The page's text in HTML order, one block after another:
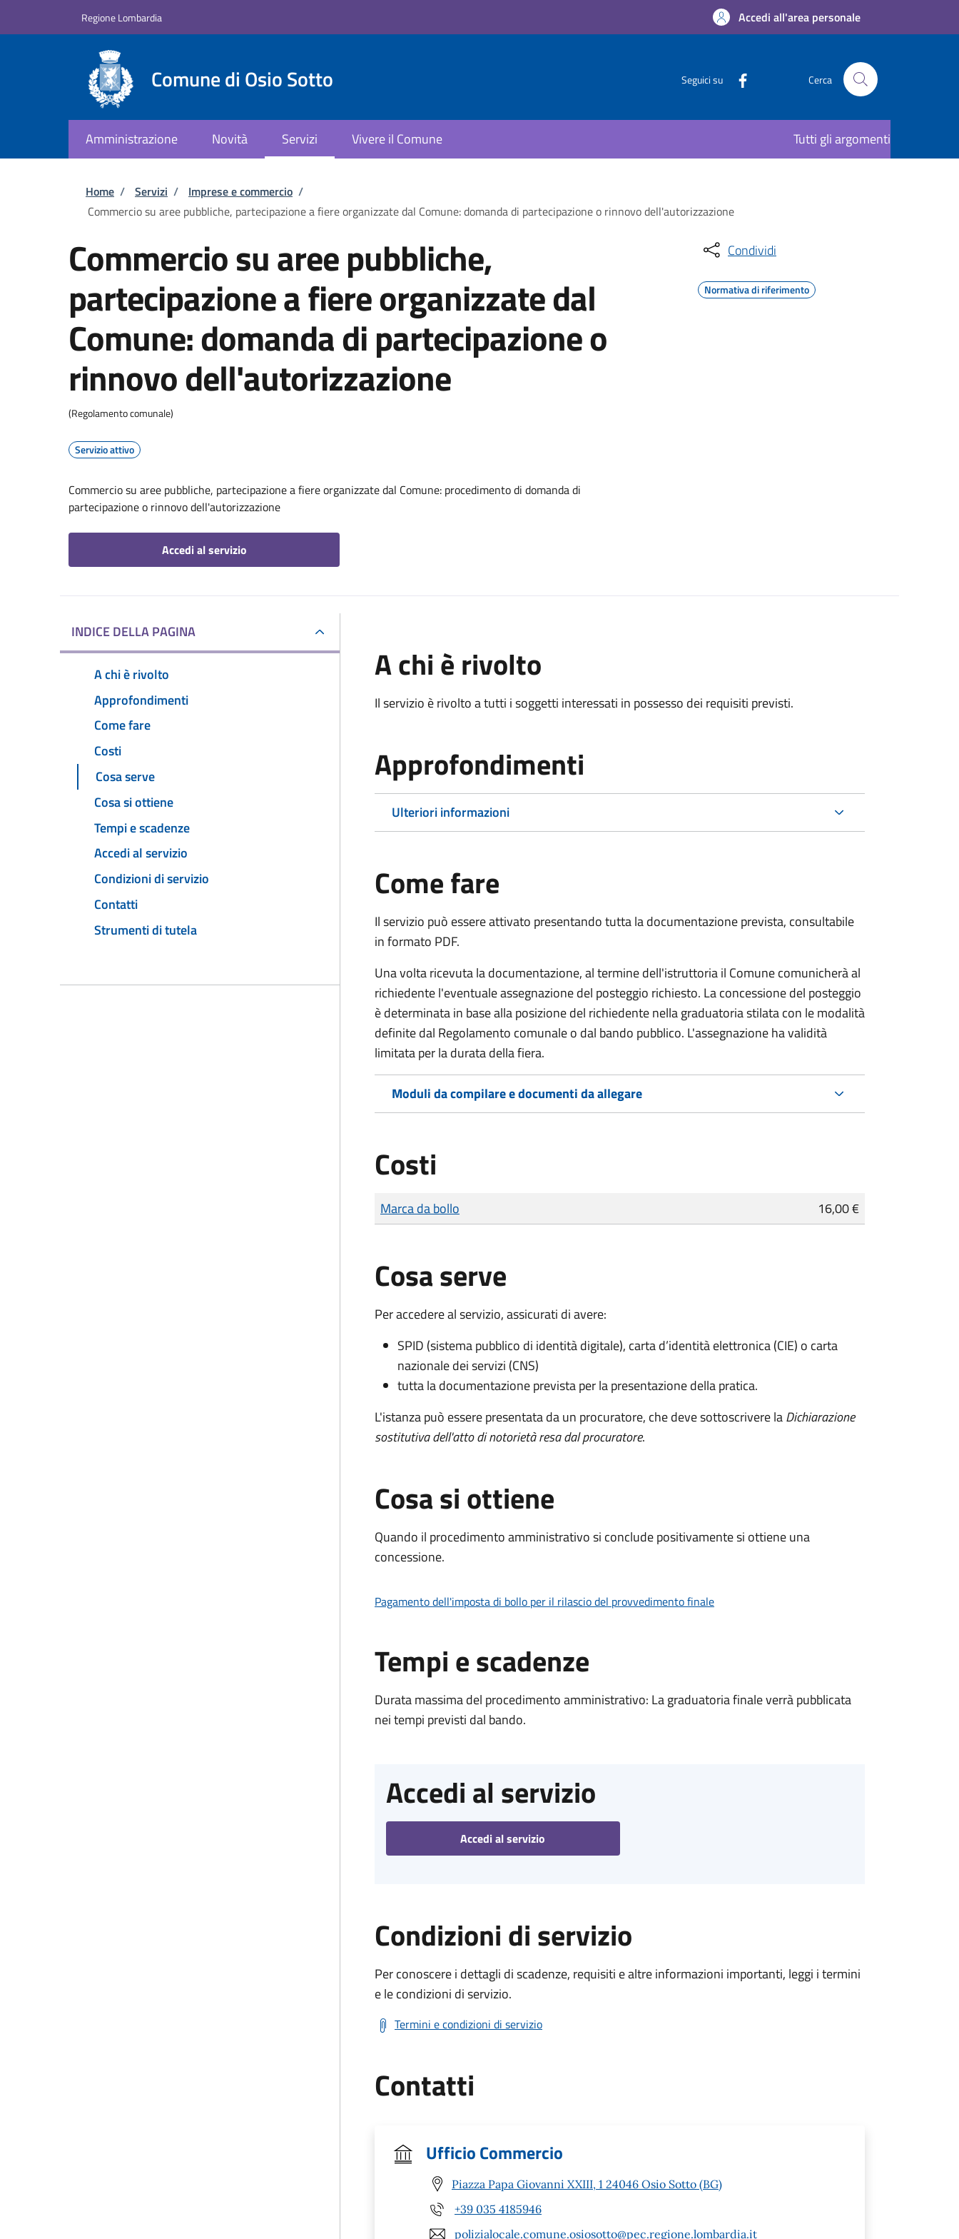
Regione Lombardia Accedi all'area personale
Comune di Osio Sotto Seguici su Cerca
Amministrazione Novità Servizi Vivere il Comune Tutti gli argomenti
Briciole di pane
Home / Servizi / Imprese e commercio /
Commercio su aree pubbliche, partecipazione a fiere organizzate dal Comune: domanda di partecipazione o rinnovo dell'autorizzazione
Commercio su aree pubbliche,
partecipazione a fiere organizzate dal
Comune: domanda di partecipazione o
rinnovo dell'autorizzazione
(Regolamento comunale)
Servizio attivo
Commercio su aree pubbliche, partecipazione a fiere organizzate dal Comune: procedimento di domanda di
partecipazione o rinnovo dell'autorizzazione
Accedi al servizio
Condividi
Normativa di riferimento
INDICE DELLA PAGINA
A chi è rivolto
Approfondimenti
Come fare
Costi
Cosa serve
Cosa si ottiene
Tempi e scadenze
Accedi al servizio
Condizioni di servizio
Contatti
Strumenti di tutela
A chi è rivolto
Il servizio è rivolto a tutti i soggetti interessati in possesso dei requisiti previsti.
Approfondimenti
Ulteriori informazioni
Come fare
Il servizio può essere attivato presentando tutta la documentazione prevista, consultabile
in formato PDF.
Una volta ricevuta la documentazione, al termine dell'istruttoria il Comune comunicherà al
richiedente l'eventuale assegnazione del posteggio richiesto. La concessione del posteggio
è determinata in base alla posizione del richiedente nella graduatoria stilata con le modalità
definite dal Regolamento comunale o dal bando pubblico. L'assegnazione ha validità
limitata per la durata della fiera.
Moduli da compilare e documenti da allegare
Costi
Tipo di pagamento
Importo
Marca da bollo 16,00 €
Cosa serve
Per accedere al servizio, assicurati di avere:
SPID (sistema pubblico di identità digitale), carta d’identità elettronica (CIE) o carta
nazionale dei servizi (CNS)
tutta la documentazione prevista per la presentazione della pratica.
L'istanza può essere presentata da un procuratore, che deve sottoscrivere laDichiarazione
sostitutiva dell'atto di notorietà resa dal procuratore.
Cosa si ottiene
Quando il procedimento amministrativo si conclude positivamente si ottiene una
concessione.
Pagamento dell'imposta di bollo per il rilascio del provvedimento finale
Tempi e scadenze
Durata massima del procedimento amministrativo: La graduatoria finale verrà pubblicata
nei tempi previsti dal bando.
Accedi al servizio
Accedi al servizio
Condizioni di servizio
Per conoscere i dettagli di scadenze, requisiti e altre informazioni importanti, leggi i termini
e le condizioni di servizio.
Termini e condizioni di servizio
Contatti
Ufficio Commercio
Piazza Papa Giovanni XXIII, 1 24046 Osio Sotto (BG)
+39 035 4185946
polizialocale.comune.osiosotto@pec.regione.lombardia.it